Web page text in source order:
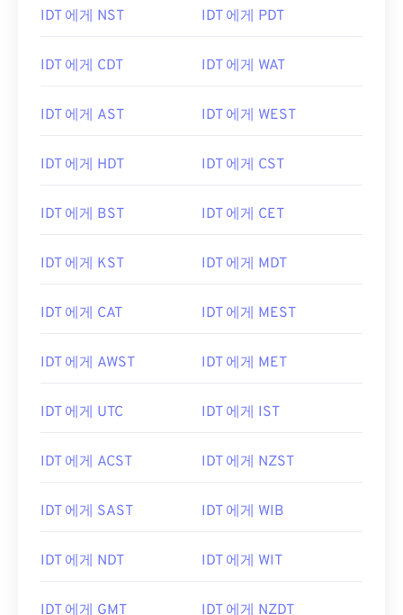
IDT 에게 NST IDT 에게 PDT
IDT 에게 CDT IDT 에게 WAT
IDT 에게 AST IDT 에게 WEST
IDT 에게 HDT IDT 에게 CST
IDT 에게 BST IDT 에게 CET
IDT 에게 KST IDT 에게 MDT
IDT 에게 CAT IDT 에게 MEST
IDT 에게 AWST IDT 에게 MET
IDT 에게 UTC IDT 에게 IST
IDT 에게 ACST IDT 에게 NZST
IDT 에게 SAST IDT 에게 WIB
IDT 에게 NDT IDT 에게 WIT
IDT 에게 GMT IDT 에게 NZDT